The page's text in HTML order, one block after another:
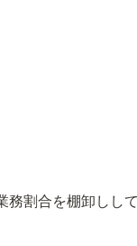
割合を棚卸しし